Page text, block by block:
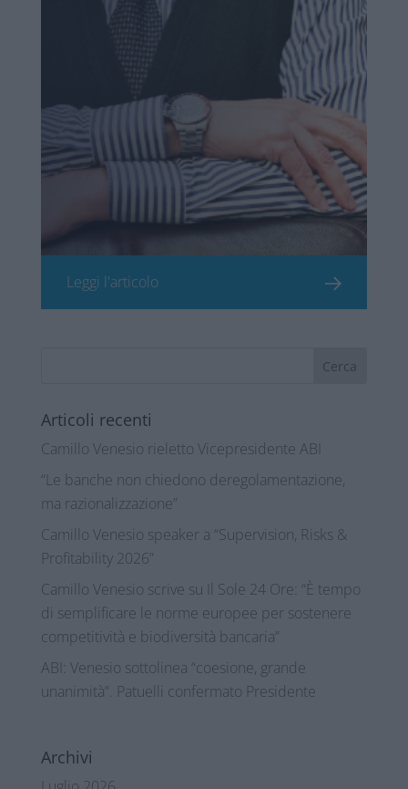
Leggi l'articolo
Articoli recenti
Camillo Venesio rieletto Vicepresidente ABI
“Le banche non chiedono deregolamentazione,
ma razionalizzazione”
Camillo Venesio speaker a “Supervision, Risks &
Profitability 2026”
Camillo Venesio scrive su Il Sole 24 Ore: “È tempo
di semplificare le norme europee per sostenere
competitività e biodiversità bancaria”
ABI: Venesio sottolinea “coesione, grande
unanimità”. Patuelli confermato Presidente
Archivi